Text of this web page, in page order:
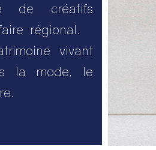
de créatifs
régional.
vivant
la mode, le